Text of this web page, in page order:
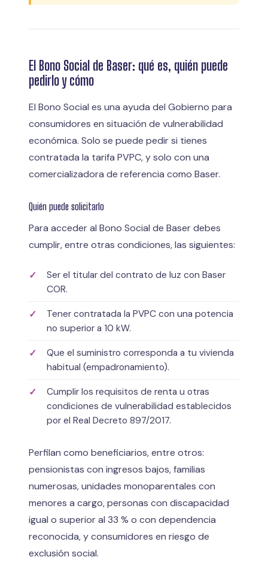
El Bono Social de Baser: qué es, quién puede
pedirlo y cómo
El Bono Social es una ayuda del Gobierno para
consumidores en situación de vulnerabilidad
económica. Solo se puede pedir si tienes
contratada la tarifa PVPC, y solo con una
comercializadora de referencia como Baser.
Quién puede solicitarlo
Para acceder al Bono Social de Baser debes
cumplir, entre otras condiciones, las siguientes:
Ser el titular del contrato de luz con Baser
COR.
Tener contratada la PVPC con una potencia
no superior a 10 kW.
Que el suministro corresponda a tu vivienda
habitual (empadronamiento).
Cumplir los requisitos de renta u otras
condiciones de vulnerabilidad establecidos
por el Real Decreto 897/2017.
Perfilan como beneficiarios, entre otros:
pensionistas con ingresos bajos, familias
numerosas, unidades monoparentales con
menores a cargo, personas con discapacidad
igual o superior al 33 % o con dependencia
reconocida, y consumidores en riesgo de
exclusión social.